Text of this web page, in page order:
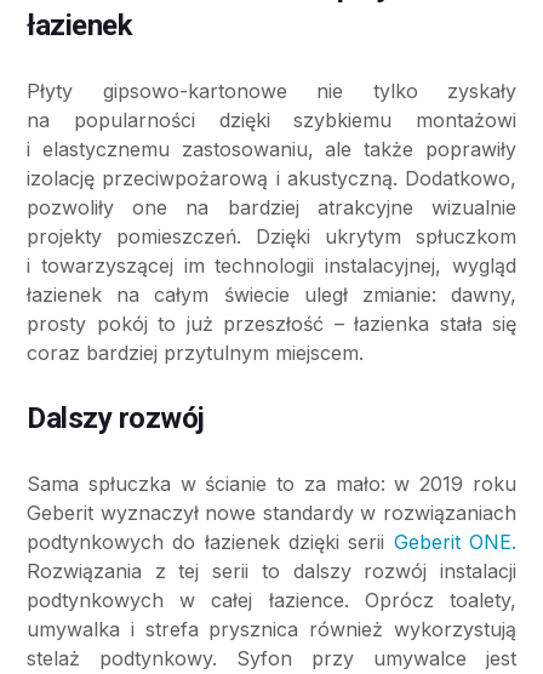
łazienek
Płyty gipsowo-kartonowe nie tylko zyskały
na popularności dzięki szybkiemu montażowi
i elastycznemu zastosowaniu, ale także poprawiły
izolację przeciwpożarową i akustyczną. Dodatkowo,
pozwoliły one na bardziej atrakcyjne wizualnie
projekty pomieszczeń. Dzięki ukrytym spłuczkom
i towarzyszącej im technologii instalacyjnej, wygląd
łazienek na całym świecie uległ zmianie: dawny,
prosty pokój to już przeszłość – łazienka stała się
coraz bardziej przytulnym miejscem.
Dalszy rozwój
Sama spłuczka w ścianie to za mało: w 2019 roku
Geberit wyznaczył nowe standardy w rozwiązaniach
podtynkowych do łazienek dzięki serii Geberit ONE.
Rozwiązania z tej serii to dalszy rozwój instalacji
podtynkowych w całej łazience. Oprócz toalety,
umywalka i strefa prysznica również wykorzystują
stelaż podtynkowy. Syfon przy umywalce jest